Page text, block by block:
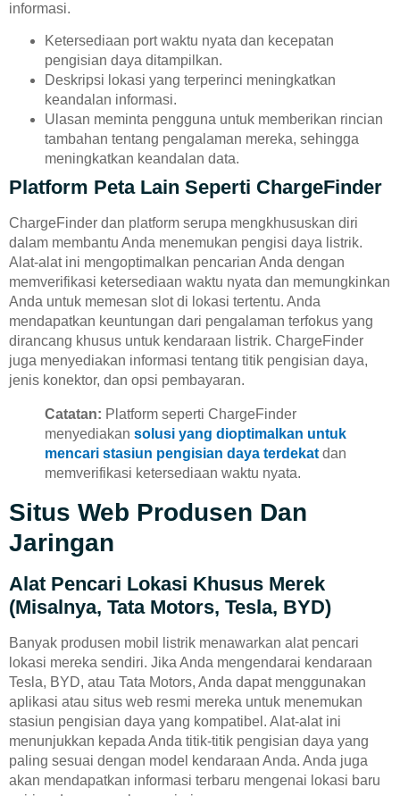
informasi.
Ketersediaan port waktu nyata dan kecepatan
pengisian daya ditampilkan.
Deskripsi lokasi yang terperinci meningkatkan
keandalan informasi.
Ulasan meminta pengguna untuk memberikan rincian
tambahan tentang pengalaman mereka, sehingga
meningkatkan keandalan data.
Platform Peta Lain Seperti ChargeFinder
ChargeFinder dan platform serupa mengkhususkan diri
dalam membantu Anda menemukan pengisi daya listrik.
Alat-alat ini mengoptimalkan pencarian Anda dengan
memverifikasi ketersediaan waktu nyata dan memungkinkan
Anda untuk memesan slot di lokasi tertentu. Anda
mendapatkan keuntungan dari pengalaman terfokus yang
dirancang khusus untuk kendaraan listrik. ChargeFinder
juga menyediakan informasi tentang titik pengisian daya,
jenis konektor, dan opsi pembayaran.
Catatan: Platform seperti ChargeFinder
menyediakan solusi yang dioptimalkan untuk
mencari stasiun pengisian daya terdekatdan
memverifikasi ketersediaan waktu nyata.
Situs Web Produsen Dan
Jaringan
Alat Pencari Lokasi Khusus Merek
(misalnya, Tata Motors, Tesla, BYD)
Banyak produsen mobil listrik menawarkan alat pencari
lokasi mereka sendiri. Jika Anda mengendarai kendaraan
Tesla, BYD, atau Tata Motors, Anda dapat menggunakan
aplikasi atau situs web resmi mereka untuk menemukan
stasiun pengisian daya yang kompatibel. Alat-alat ini
menunjukkan kepada Anda titik-titik pengisian daya yang
paling sesuai dengan model kendaraan Anda. Anda juga
akan mendapatkan informasi terbaru mengenai lokasi baru